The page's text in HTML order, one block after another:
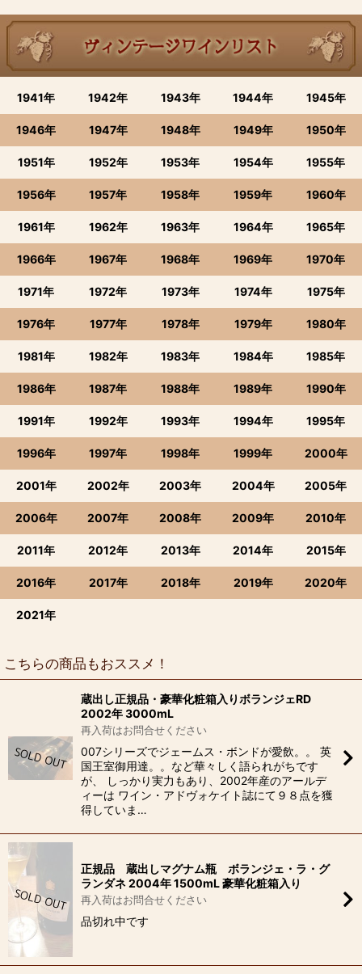
1941年 1942年 1943年 1944年 1945年
1946年 1947年 1948年 1949年 1950年
1951年 1952年 1953年 1954年 1955年
1956年 1957年 1958年 1959年 1960年
1961年 1962年 1963年 1964年 1965年
1966年 1967年 1968年 1969年 1970年
1971年 1972年 1973年 1974年 1975年
1976年 1977年 1978年 1979年 1980年
1981年 1982年 1983年 1984年 1985年
1986年 1987年 1988年 1989年 1990年
1991年 1992年 1993年 1994年 1995年
1996年 1997年 1998年 1999年 2000年
2001年 2002年 2003年 2004年 2005年
2006年 2007年 2008年 2009年 2010年
2011年 2012年 2013年 2014年 2015年
2016年 2017年 2018年 2019年 2020年
2021年
こちらの商品もおススメ！
蔵出し正規品・豪華化粧箱入りボランジェRD
2002年 3000mL
再入荷はお問合せください
007シリーズでジェームス・ボンドが愛飲。。 英
国王室御用達。。など華々しく語られがちです
が、 しっかり実力もあり、2002年産のアールデ
ィーは ワイン・アドヴォケイト誌にて９８点を獲
得していま…
正規品 蔵出しマグナム瓶 ボランジェ・ラ・グ
ランダネ 2004年 1500mL 豪華化粧箱入り
再入荷はお問合せください
品切れ中です